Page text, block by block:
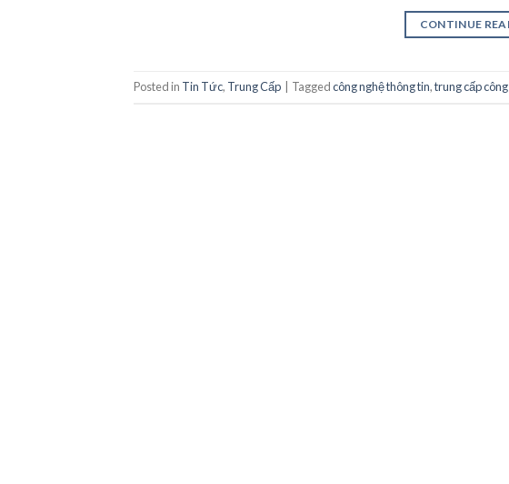
CONTINUE
Posted in Tin Tức, Trung Cấp Taggedcông nghệ thông tin,trung cấp